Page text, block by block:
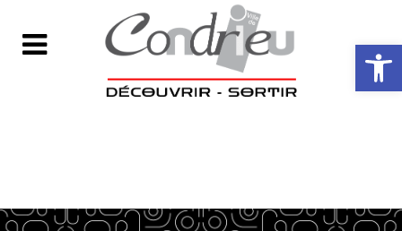
Ouvrir la